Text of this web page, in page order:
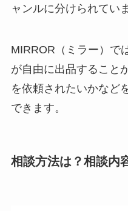
ャンルに分けられてい
MIRROR（ミラー）で
が自由に出品すること
を依頼されたいかなど
できます。
相談方法は？相談内